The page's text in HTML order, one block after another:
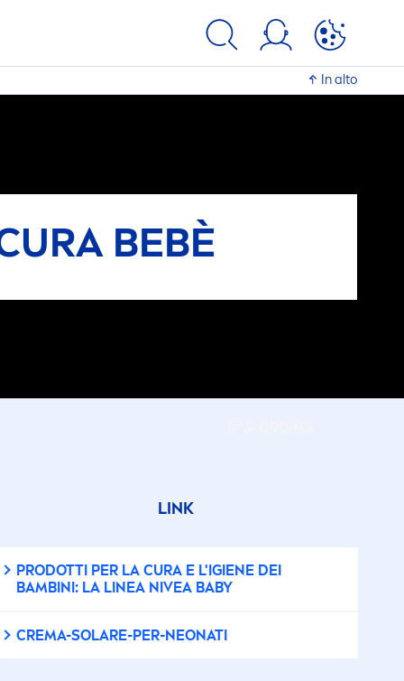
In alto
BEBÈ
LINK
PRODOTTI PER LA CURA E L'IGIENE DEI
BAMBINI: LA LINEA NIVEABABY
CREMA-SOLARE-PER-NEONATI